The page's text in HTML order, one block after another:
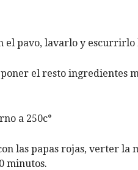
el pavo, lavarlo y escurrirlo
el resto ingredientes
a 250c°
las papas rojas, verter la
minutos.